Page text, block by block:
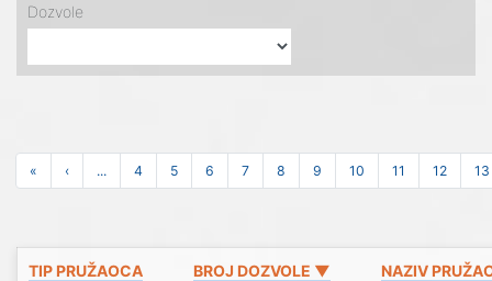
Dozvole
« ‹ ... 4 5 6 7 8 9 10 11 12 13
TIP PRUŽAOCA BROJ DOZVOLE ▼ NAZIV